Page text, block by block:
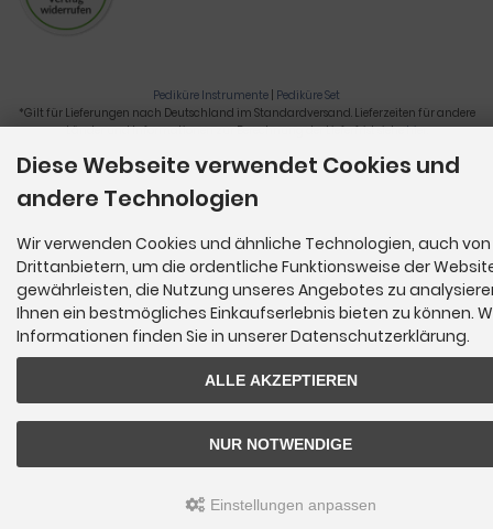
Pediküre Instrumente | Pediküre Set
*Gilt für Lieferungen nach Deutschland im Standardversand. Lieferzeiten für andere
Länder und Informationen zur Berechnung der Lieferfrist siehehier.
Nagelzange, Podologie, Pediküre, Fußpflegegeräte, Nagelfräser © 2026
Diese Webseite verwendet Cookies und
andere Technologien
Wir verwenden Cookies und ähnliche Technologien, auch von
Drittanbietern, um die ordentliche Funktionsweise der
gewährleisten, die Nutzung unseres Angebotes zu
Ihnen ein bestmögliches Einkaufserlebnis bieten zu können.
Informationen finden Sie in unserer Datenschutzerklärung.
ALLE AKZEPTIEREN
NUR NOTWENDIGE
Einstellungen anpassen